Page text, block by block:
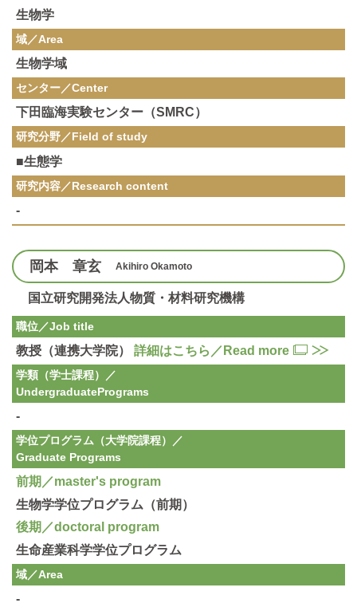
生物学
域／Area
生物学域
センター／Center
下田臨海実験センター（SMRC）
研究分野／Field of study
■生態学
研究内容／Research content
-
岡本 章玄 Akihiro Okamoto
国立研究開発法人物質・材料研究機構
職位／Job title
教授（連携大学院） 詳細はこちら／Read more
学類（学士課程）／
UndergraduatePrograms
-
学位プログラム（大学院課程）／
Graduate Programs
前期／master's program
生物学学位プログラム（前期）
後期／doctoral program
生命産業科学学位プログラム
域／Area
-